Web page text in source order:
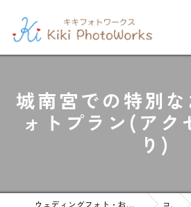
城南宮での特別
ォトプラン(アク
り)
ウェディングフォト・お宮参りや七五三等のファミリーフォト コラム